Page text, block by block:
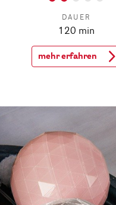
DAUER
120 min
mehr erfahren